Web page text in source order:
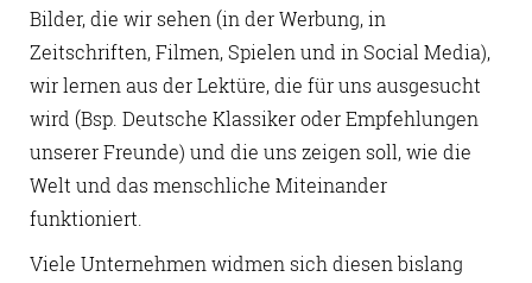
Bilder, die wir sehen (in der Werbung, in
Zeitschriften, Filmen, Spielen und in Social Media),
wir lernen aus der Lektüre, die für uns ausgesucht
wird (Bsp. Deutsche Klassiker oder Empfehlungen
unserer Freunde) und die uns zeigen soll, wie die
Welt und das menschliche Miteinander
funktioniert.
Viele Unternehmen widmen sich diesen bislang